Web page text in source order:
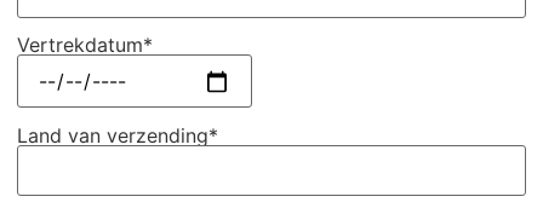
Vertrekdatum*
Land van verzending*